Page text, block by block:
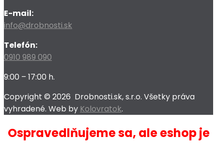
E-mail:
info@drobnosti.sk
Telefón:
0910 989 090
9:00 – 17:00 h.
Copyright © 2026 Drobnosti.sk, s.r.o. Všetky práva
vyhradené. Web by Kolovratok.
Ospravedlňujeme sa, ale eshop je